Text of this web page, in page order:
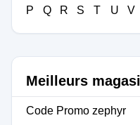
P
Q R S T U V
Meilleurs
Code Promo zephyr